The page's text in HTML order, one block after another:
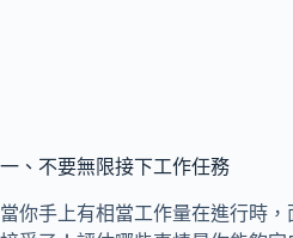
一、不要無限接下工作任務
當你手上有相當工作量在進行時